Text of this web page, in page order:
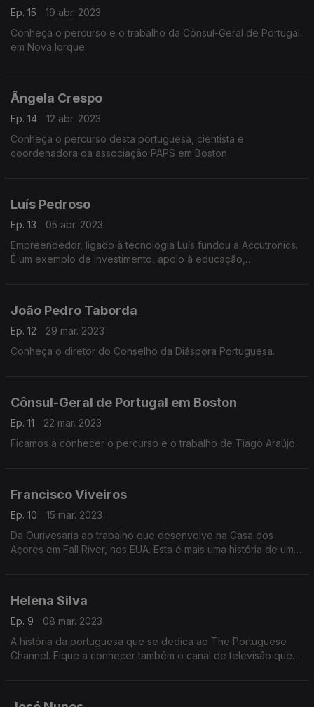
Ep. 15
19 abr. 2023
Conheça o percurso e o trabalho da Cônsul-Geral de Portugal
em Nova Iorque.
Ângela Crespo
Ep. 14
12 abr. 2023
Conheça o percurso desta portuguesa, cientista e
coordenadora da associação PAPS em Boston.
Luís Pedroso
Ep. 13
05 abr. 2023
Empreendedor, ligado à tecnologia Luís fundou a Accutronics.
É um exemplo de investimento, apoio à educação,
João Pedro Taborda
Ep. 12
29 mar. 2023
Conheça o diretor do Conselho da Diáspora Portuguesa.
Cônsul-Geral de Portugal em Boston
Ep. 11
22 mar. 2023
Ficamos a conhecer o percurso e o trabalho de Tiago Araújo.
Francisco Viveiros
Ep. 10
15 mar. 2023
Da Ourivesaria ao trabalho que desenvolve na Casa dos
Açores em Fall River, nos EUA. Esta é mais uma história de um
Helena Silva
Ep. 9
08 mar. 2023
A história da portuguesa que se dedica ao The Portuguese
Channel. Fique a conhecer também o canal de televisão que